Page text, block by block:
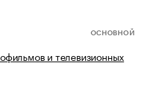
ОСНОВНОЙ
и телевизионных